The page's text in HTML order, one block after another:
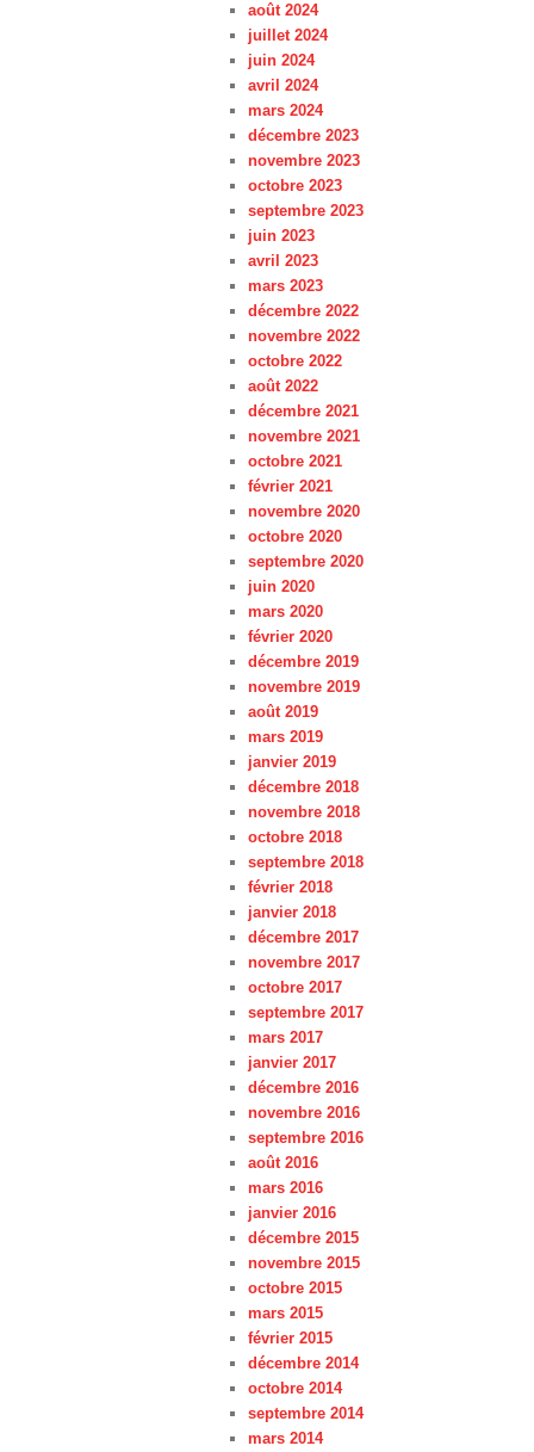
août 2024
juillet 2024
juin 2024
avril 2024
mars 2024
décembre 2023
novembre 2023
octobre 2023
septembre 2023
juin 2023
avril 2023
mars 2023
décembre 2022
novembre 2022
octobre 2022
août 2022
décembre 2021
novembre 2021
octobre 2021
février 2021
novembre 2020
octobre 2020
septembre 2020
juin 2020
mars 2020
février 2020
décembre 2019
novembre 2019
août 2019
mars 2019
janvier 2019
décembre 2018
novembre 2018
octobre 2018
septembre 2018
février 2018
janvier 2018
décembre 2017
novembre 2017
octobre 2017
septembre 2017
mars 2017
janvier 2017
décembre 2016
novembre 2016
septembre 2016
août 2016
mars 2016
janvier 2016
décembre 2015
novembre 2015
octobre 2015
mars 2015
février 2015
décembre 2014
octobre 2014
septembre 2014
mars 2014